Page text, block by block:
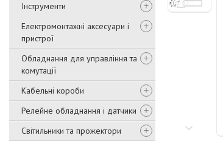
Інструменти
Електромонтажні аксесуари і
пристрої
Обладнання для управління та
комутації
Кабельні короби
Релейне обладнання і датчики
Світильники та прожектори